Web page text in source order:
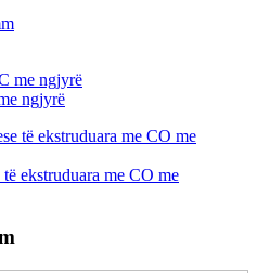
ngjyrë
ekstruduara me CO me